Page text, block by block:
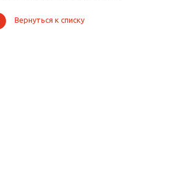
Вернуться к списку